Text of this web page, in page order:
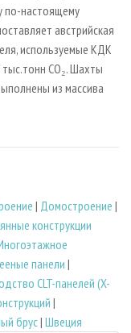
по-настоящему
австрийская
используемые КДК
CO₂. Шахты
из массива
| Домостроение |
конструкции
панели |
CLT-панелей (X-
|
брус| Швеция